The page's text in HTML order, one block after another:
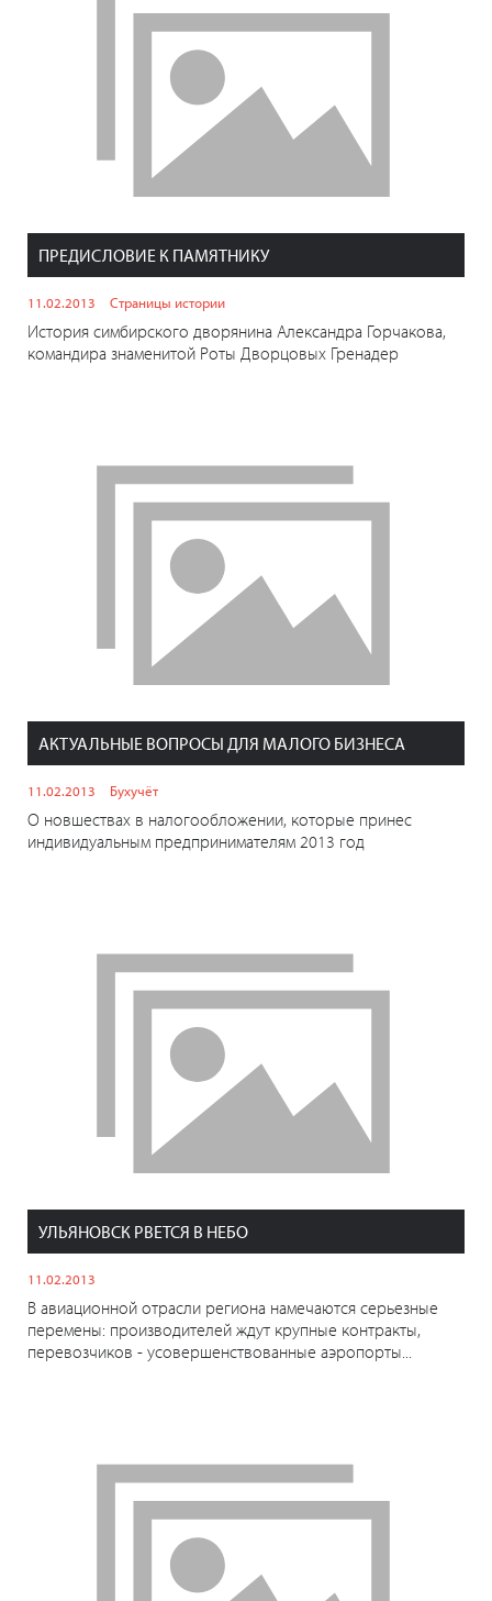
ПРЕДИСЛОВИЕ К ПАМЯТНИКУ
11.02.2013 Страницы истории
История симбирского дворянина Александра Горчакова,
командира знаменитой Роты Дворцовых Гренадер
АКТУАЛЬНЫЕ ВОПРОСЫ ДЛЯ МАЛОГО БИЗНЕСА
11.02.2013 Бухучёт
О новшествах в налогообложении, которые принес
индивидуальным предпринимателям 2013 год
УЛЬЯНОВСК РВЕТСЯ В НЕБО
11.02.2013
В авиационной отрасли региона намечаются серьезные
перемены: производителей ждут крупные контракты,
перевозчиков - усовершенствованные аэропорты...